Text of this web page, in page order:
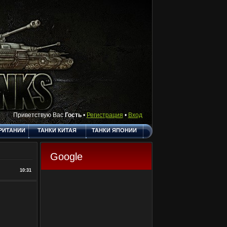
Приветствую Вас Гость•Регистрация • Вход
ТАНКИ КИТАЯ ТАНКИ ЯПОНИИ
ПОЛЕЗНЫЕ
О САЙТЕ
Google
10:31